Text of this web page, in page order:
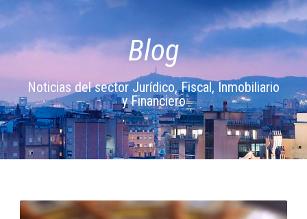
Blog
Noticias del sector Jurídico, Fiscal, Inmobiliario
y Financiero